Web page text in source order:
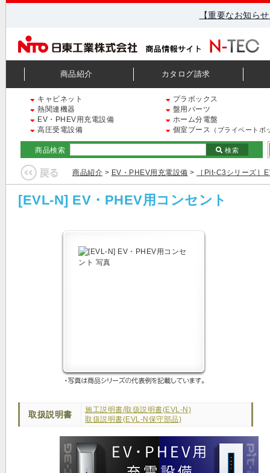
【重要なお知ら
商品紹介 カタログ請求
キャビネット
プラボックス
熱関連機器
盤用パーツ
EV・PHEV用充電設備
ホーム分電盤
高圧受電設備
個室ブース （プライベートボ
商品検索 検索
商品紹介 > EV・PHEV用充電設備 > ［Pit-C3シリーズ］
[EVL-N] EV・PHEV用コンセント
取扱説明書
施工説明書/取扱説明書(EVL-N)
取扱説明書(EVL-N保守部品)